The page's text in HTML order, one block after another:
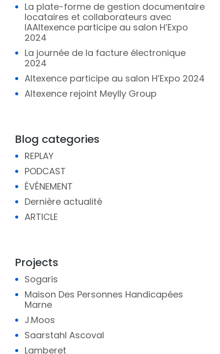
La plate-forme de gestion documentaire
locataires et collaborateurs avec
IAAltexence participe au salon H’Expo
2024
La journée de la facture électronique
2024
Altexence participe au salon H’Expo 2024
Altexence rejoint Meylly Group
Blog categories
REPLAY
PODCAST
ÉVÉNEMENT
Dernière actualité
ARTICLE
Projects
Sogaris
Maison Des Personnes Handicapées
Marne
J.Moos
Saarstahl Ascoval
Lamberet